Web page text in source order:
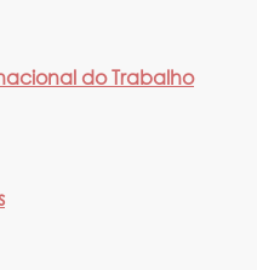
do Trabalho